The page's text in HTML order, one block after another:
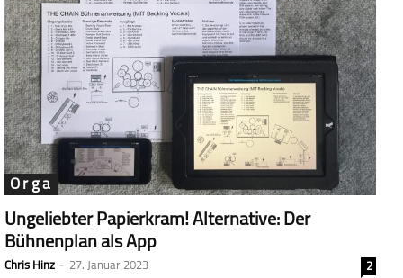
Orga
Ungeliebter Papierkram! Alternative: Der
Bühnenplan als App
Chris Hinz - 27. Januar 2023
2